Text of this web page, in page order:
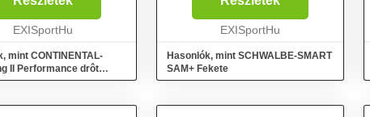
kerekekhez tervezték.
versenyabroncs,
EXISportHu
mint CONTINENTAL-
II Performance drôt
a SnakeSkin oldalfalnak
köszönhetően. Az MTB-DD-Gre...
EXISportHu
Hasonlók, mint SCHWALBE-SMART
SAM+ Fekete